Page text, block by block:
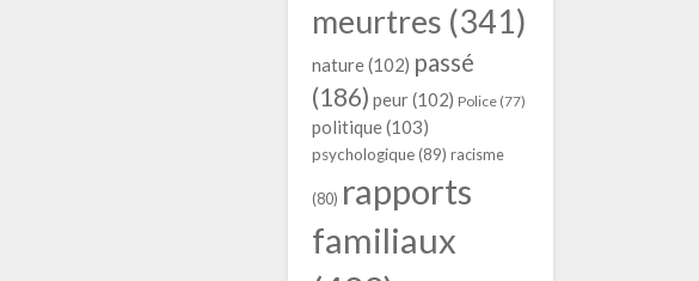
meurtres (341)
nature(102) passé
(186) peur(102) Police(77)
politique(103)
psychologique(89) racisme
(80) rapports
familiaux